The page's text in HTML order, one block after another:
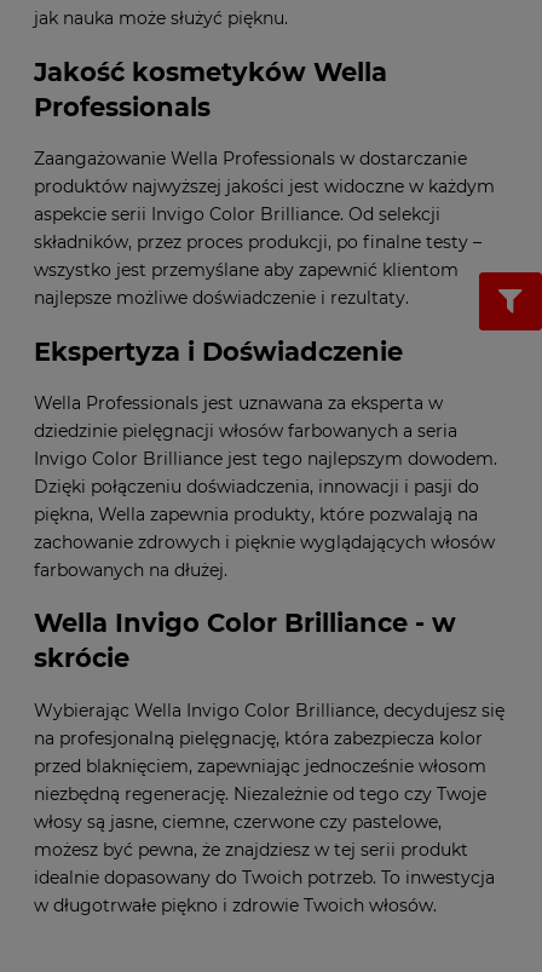
jak nauka może służyć pięknu.
Jakość kosmetyków Wella
Professionals
Zaangażowanie Wella Professionals w dostarczanie
produktów najwyższej jakości jest widoczne w każdym
aspekcie serii Invigo Color Brilliance. Od selekcji
składników, przez proces produkcji, po finalne testy –
wszystko jest przemyślane aby zapewnić klientom
najlepsze możliwe doświadczenie i rezultaty.
Ekspertyza i Doświadczenie
Wella Professionals jest uznawana za eksperta w
dziedzinie pielęgnacji włosów farbowanych a seria
Invigo Color Brilliance jest tego najlepszym dowodem.
Dzięki połączeniu doświadczenia, innowacji i pasji do
piękna, Wella zapewnia produkty, które pozwalają na
zachowanie zdrowych i pięknie wyglądających włosów
farbowanych na dłużej.
Wella Invigo Color Brilliance - w
skrócie
Wybierając Wella Invigo Color Brilliance, decydujesz się
na profesjonalną pielęgnację, która zabezpiecza kolor
przed blaknięciem, zapewniając jednocześnie włosom
niezbędną regenerację. Niezależnie od tego czy Twoje
włosy są jasne, ciemne, czerwone czy pastelowe,
możesz być pewna, że znajdziesz w tej serii produkt
idealnie dopasowany do Twoich potrzeb. To inwestycja
w długotrwałe piękno i zdrowie Twoich włosów.